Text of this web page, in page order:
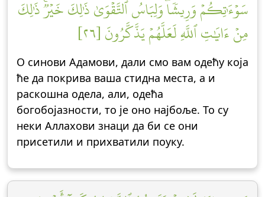
سَوۡءَٰتِكُمۡ وَرِيشٗاۖ وَلِبَاسُ ٱلتَّقۡوَىٰ ذَٰلِكَ خَيۡرٞۚ ذَٰلِكَ
مِنۡ ءَايَٰتِ ٱللَّهِ لَعَلَّهُمۡ يَذَّكَّرُونَ [٢٦]
О синови Адамови, дали смо вам одећу која
ће да покрива ваша стидна места, а и
раскошна одела, али, одећа
богобојазности, то је оно најбоље. То су
неки Аллахови знаци да би се они
присетили и прихватили поуку.